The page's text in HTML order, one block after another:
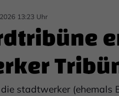
13:23 Uhr
die stadtwerker